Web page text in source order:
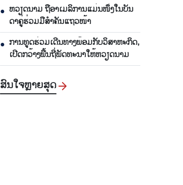
● ຫ​ວຽດ​ນາມ ຖື​ອາ​ເມ​ລິ​ການ​ແມ່ນ​ໜຶ່ງ​ໃນ​ບັນ​
ດາ​ຄູ່​ຮ່ວມ​ມື​ສຳ​ຄັນ​ແຖວ​ໜ້າ
● ການ​ທູດ​ຮ່ວມ​ເດີນ​ທາງ​ພ້ອມກັບ​ວິ​ສາ​ຫະ​ກ​ິດ,
ເປີດກວ້າງ​ພື້ນ​ຖີ່​ພັດ​ທະ​ນາ​ໃຫ້​ຫວຽດ​ນາມ
ສົນ​ໃຈ​ຫຼາຍ​ສຸດ